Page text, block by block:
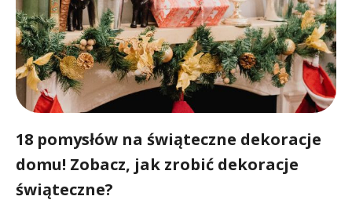
18 pomysłów na świąteczne dekoracje
domu! Zobacz, jak zrobić dekoracje
świąteczne?